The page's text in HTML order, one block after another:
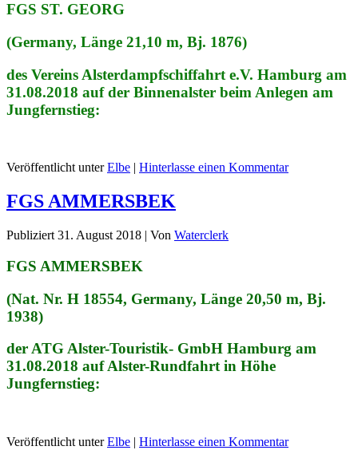
FGS ST. GEORG
(Germany, Länge 21,10 m, Bj. 1876)
des Vereins Alsterdampfschiffahrt e.V. Hamburg am
31.08.2018 auf der Binnenalster beim Anlegen am
Jungfernstieg:
Veröffentlicht unter Elbe | Hinterlasse einen Kommentar
FGS AMMERSBEK
Publiziert 31. August 2018 | Von Waterclerk
FGS AMMERSBEK
(Nat. Nr. H 18554, Germany, Länge 20,50 m, Bj.
1938)
der ATG Alster-Touristik- GmbH Hamburg am
31.08.2018 auf Alster-Rundfahrt in Höhe
Jungfernstieg:
Veröffentlicht unter Elbe | Hinterlasse einen Kommentar